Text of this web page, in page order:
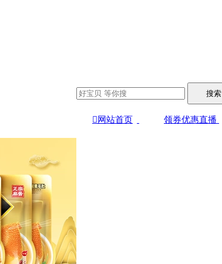
搜索
 网站首页 领券优惠直播